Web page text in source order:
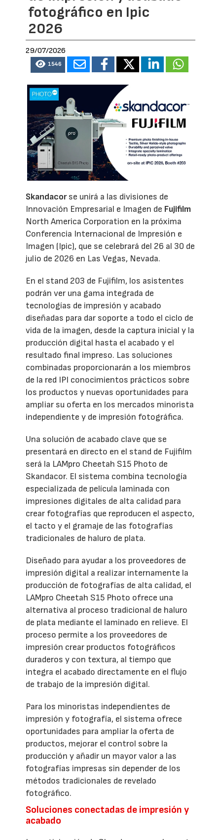
fotográfico en Ipic
2026
29/07/2026
1546
Skandacorse unirá a las divisiones de
Innovación Empresarial e Imagen de Fujifilm
North America Corporation en la próxima
Conferencia Internacional de Impresión e
Imagen (Ipic), que se celebrará del 26 al 30 de
julio de 2026 en Las Vegas, Nevada.
En el stand 203 de Fujifilm, los asistentes
podrán ver una gama integrada de
tecnologías de impresión y acabado
diseñadas para dar soporte a todo el ciclo de
vida de la imagen, desde la captura inicial y la
producción digital hasta el acabado y el
resultado final impreso. Las soluciones
combinadas proporcionarán a los miembros
de la red IPI conocimientos prácticos sobre
los productos y nuevas oportunidades para
ampliar su oferta en los mercados minorista
independiente y de impresión fotográfica.
Una solución de acabado clave que se
presentará en directo en el stand de Fujifilm
será la LAMpro Cheetah S15 Photo de
Skandacor. El sistema combina tecnología
especializada de película laminada con
impresiones digitales de alta calidad para
crear fotografías que reproducen el aspecto,
el tacto y el gramaje de las fotografías
tradicionales de haluro de plata.
Diseñado para ayudar a los proveedores de
impresión digital a realizar internamente la
producción de fotografías de alta calidad, el
LAMpro Cheetah S15 Photo ofrece una
alternativa al proceso tradicional de haluro
de plata mediante el laminado en relieve. El
proceso permite a los proveedores de
impresión crear productos fotográficos
duraderos y con textura, al tiempo que
integra el acabado directamente en el flujo
de trabajo de la impresión digital.
Para los minoristas independientes de
impresión y fotografía, el sistema ofrece
oportunidades para ampliar la oferta de
productos, mejorar el control sobre la
producción y añadir un mayor valor a las
fotografías impresas sin depender de los
métodos tradicionales de revelado
fotográfico.
Soluciones conectadas de impresión y
acabado